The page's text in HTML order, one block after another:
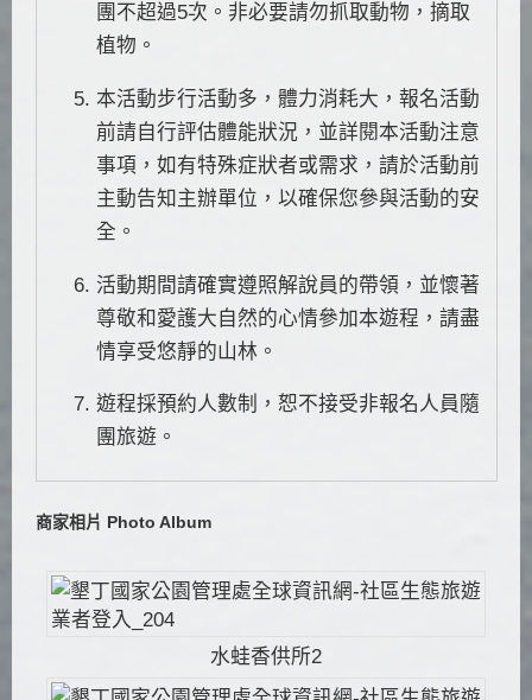
團不超過5次。非必要請勿抓取動物，摘取
植物。
本活動步行活動多，體力消耗大，報名活動
前請自行評估體能狀況，並詳閱本活動注意
事項，如有特殊症狀者或需求，請於活動前
主動告知主辦單位，以確保您參與活動的安
全。
活動期間請確實遵照解說員的帶領，並懷著
尊敬和愛護大自然的心情參加本遊程，請盡
情享受悠靜的山林。
遊程採預約人數制，恕不接受非報名人員隨
團旅遊。
商家相片 Photo Album
水蛙香供所2